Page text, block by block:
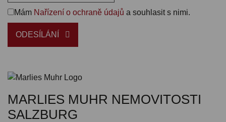
Mám Nařízení o ochraně údajů a souhlasit s nimi.
ODESÍLÁNÍ
MARLIES MUHR NEMOVITOSTI
SALZBURG